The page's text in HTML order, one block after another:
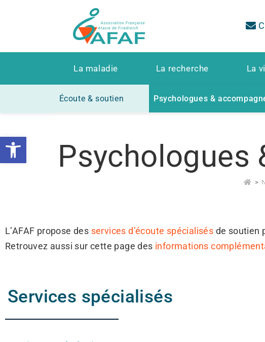
Ouvrir la barre d’outils
La maladie La recherche La
Écoute & soutien Psychologues &
Psychologues
>
L’AFAF propose des services d’écoute spécialisés de soutien
Retrouvez aussi sur cette page des informations
Services spécialisés